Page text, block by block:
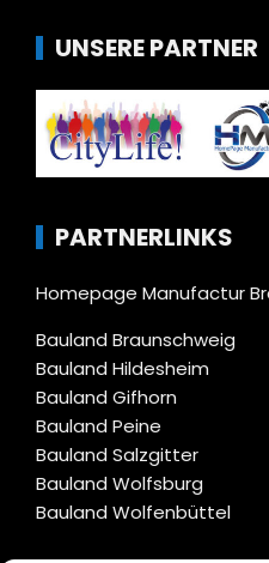
UNSERE PARTNER
PARTNERLINKS
Homepage Manufactur
Bauland Braunschweig
Bauland Hildesheim
Bauland Gifhorn
Bauland Peine
Bauland Salzgitter
Bauland Wolfsburg
Bauland Wolfenbüttel